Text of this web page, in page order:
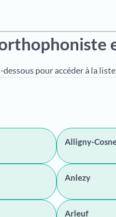
pour accéder à la
Alligny-
Anlezy
Arleuf